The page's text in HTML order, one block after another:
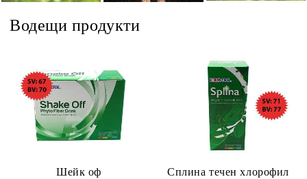
Водещи продукти
Шейк оф Сплина течен хлорофил